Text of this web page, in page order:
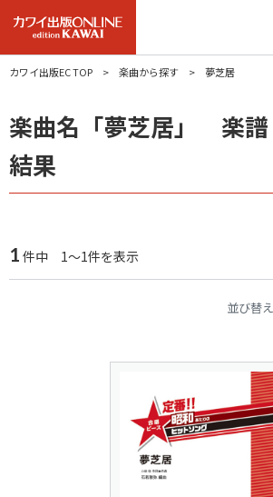
カワイ出版EC TOP 楽曲から探す 夢芝居
楽曲名「夢芝居」 楽譜
結果
1 件中 1～1件を表示
並び替え